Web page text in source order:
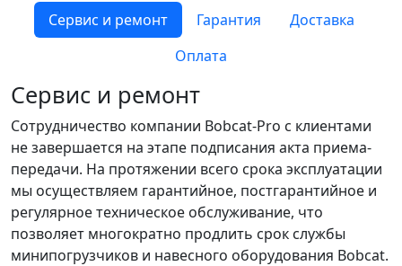
Сервис и ремонт Гарантия
Доставка
Оплата
Сервис и ремонт
Сотрудничество компании Bobcat-Pro с клиентами
не завершается на этапе подписания акта приема-
передачи. На протяжении всего срока эксплуатации
мы осуществляем гарантийное, постгарантийное и
регулярное техническое обслуживание, что
позволяет многократно продлить срок службы
минипогрузчиков и навесного оборудования Bobcat.